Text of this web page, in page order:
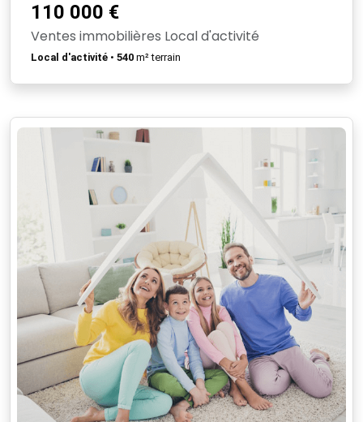
110 000 €
Ventes immobilières Local d'activité
Local d'activité • 540 m² terrain